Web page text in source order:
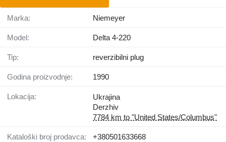
Marka: Niemeyer
Model: Delta 4-220
Tip: reverzibilni plug
Godina proizvodnje: 1990
Lokacija:
Ukrajina
Derzhiv
7784 km to "United States/Columbus"
Kataloški broj prodavca: +380501633668